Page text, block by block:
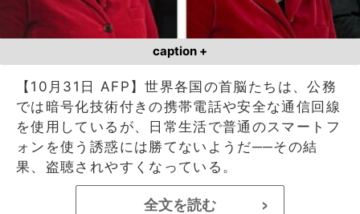
caption +
【10月31日 AFP】世界各国の首脳たちは、公務
では暗号化技術付きの携帯電話や安全な通信回線
を使用しているが、日常生活で普通のスマートフ
ォンを使う誘惑には勝てないようだ──その結
果、盗聴されやすくなっている。
全文を読む >